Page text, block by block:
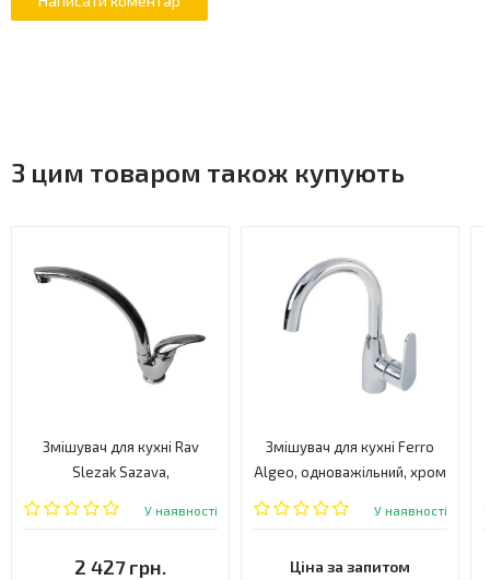
З цим товаром також купують
Змішувач для кухні Rav
Slezak Sazava,
одноважільний, хром
(SA506.5/3)
У наявності
2 427 грн.
Змішувач для кухні Ferro
Algeo, одноважільний, хром
(BAG2A)
У наявності
Ціна за запитом